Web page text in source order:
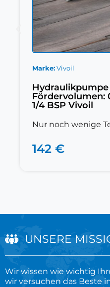
Marke Vivoil
Fördervolumen:
1/4 BSP Vivoil
Nur noch wenige
142 €
UNSERE
Wir wissen wie wichtig
wir versuchen das Beste